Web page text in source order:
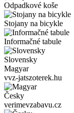
Odpadkové koše
Stojany na bicykle
Informačné tabule
Slovensky
Magyar
vvz-jatszoterek.hu
Česky
verimevzabavu.cz